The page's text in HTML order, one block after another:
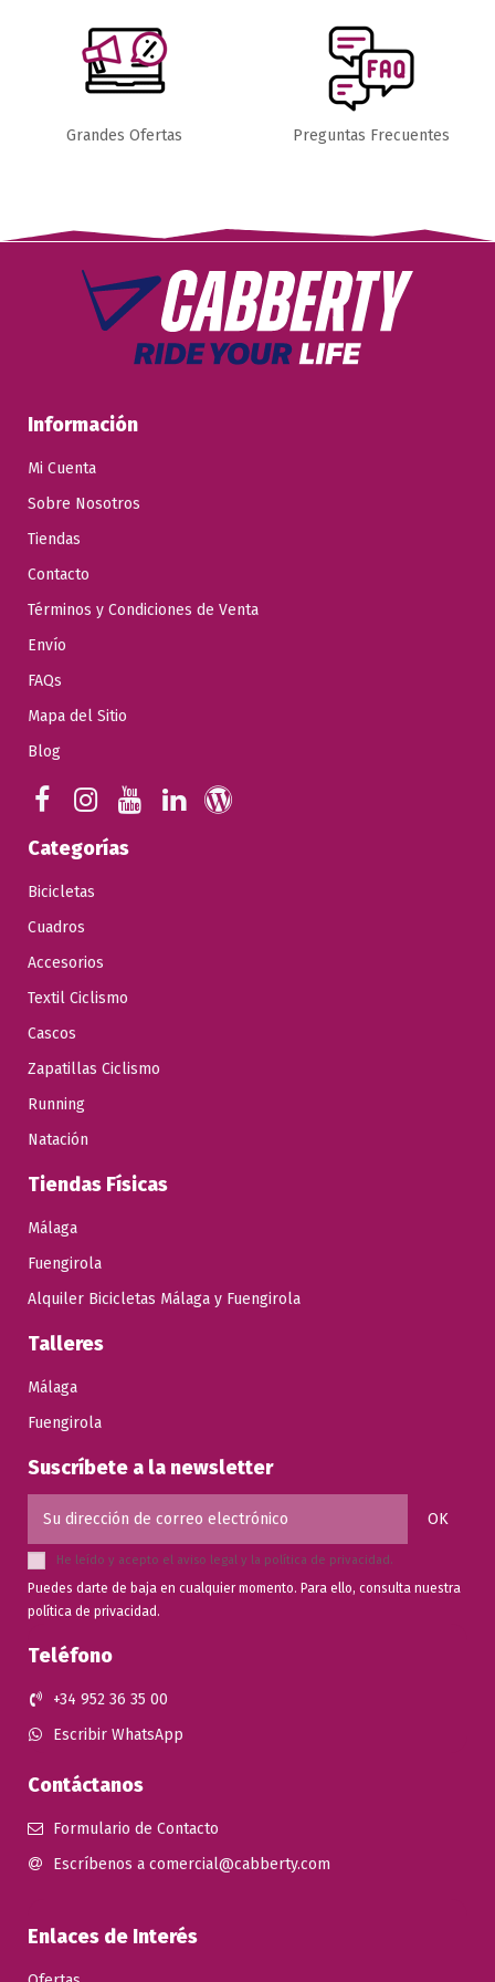
Añadir al carrito
Grandes Ofertas Preguntas Frecuentes
Información
Mi Cuenta
Sobre Nosotros
Tiendas
Contacto
Términos y Condiciones de Venta
Envío
FAQs
Mapa del Sitio
Blog
Categorías
Bicicletas
Cuadros
Accesorios
Textil Ciclismo
Cascos
Zapatillas Ciclismo
Running
Natación
Tiendas Físicas
Málaga
Fuengirola
Alquiler Bicicletas Málaga y Fuengirola
Talleres
Málaga
Fuengirola
Suscríbete a la newsletter
He leído y acepto el aviso legal y la política de privacidad.
Puedes darte de baja en cualquier momento. Para ello, consulta nuestra
política de privacidad.
Teléfono
+34 952 36 35 00
Escribir WhatsApp
Contáctanos
Formulario de Contacto
Escríbenos a comercial@cabberty.com
Enlaces de Interés